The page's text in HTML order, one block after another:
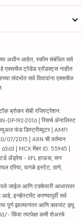
अधीन आहेत, स्कीम संबंधित सर्व
एक्सचेंज ट्रेडेड प्रॉडक्ट्स नाहीत
संदर्भात सर्व विवादांना एक्सचेंज
ब्रोकर सेबी रजिस्ट्रेशन:
DP-192-2016 | रिसर्च ॲनालिस्ट
फंड डिस्ट्रीब्यूटर | AMFI
07/2015 | ARN ची वर्तमान
| MCX मेंबर ID: 55945 |
ॲड्रेस - IIFL हाऊस, सन
एरिया, वागळे इस्टेट, ठाणे,
जाईल आणि टक्केवारी आधारावर
इन्व्हेस्टमेंट करण्यापूर्वी सर्व
पूर्ण झाल्यानंतर आणि क्लायंट ड्यू
किंवा त्यापेक्षा कमी शेअरचे